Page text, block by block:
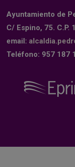
Ayuntamiento de
C/ Espino, 75. C.P.
email:
Teléfono: 957 187